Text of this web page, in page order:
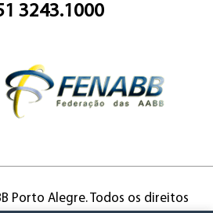
3243.1000
Porto Alegre. Todos os direitos